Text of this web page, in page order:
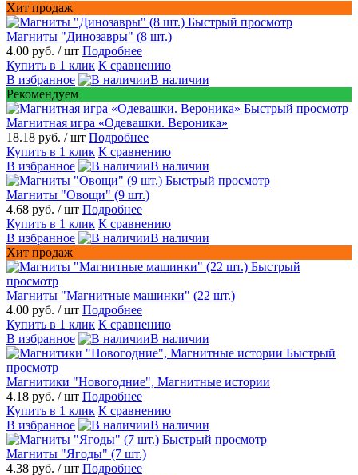
Хит продаж
Быстрый просмотр
Магниты "Динозавры" (8 шт.)
4.00 руб. / шт Подробнее
Купить в 1 клик К сравнению
В избранное
В наличии
Рекомендуем
Быстрый просмотр
Магнитная игра «Одевашки. Вероника»
18.18 руб. / шт Подробнее
Купить в 1 клик К сравнению
В избранное
В наличии
Быстрый просмотр
Магниты "Овощи" (9 шт.)
4.68 руб. / шт Подробнее
Купить в 1 клик К сравнению
В избранное
В наличии
Хит продаж
Быстрый
просмотр
Магниты "Магнитные машинки" (22 шт.)
4.00 руб. / шт Подробнее
Купить в 1 клик К сравнению
В избранное
В наличии
Быстрый
просмотр
Магнитики "Новогодние", Магнитные истории
4.18 руб. / шт Подробнее
Купить в 1 клик К сравнению
В избранное
В наличии
Быстрый просмотр
Магниты "Ягоды" (7 шт.)
4.38 руб. / шт Подробнее